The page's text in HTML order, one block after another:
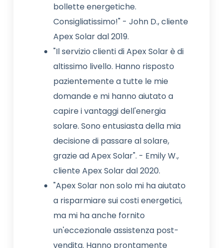
bollette energetiche.
Consigliatissimo!" - John D., cliente
Apex Solar dal 2019.
"Il servizio clienti di Apex Solar è di
altissimo livello. Hanno risposto
pazientemente a tutte le mie
domande e mi hanno aiutato a
capire i vantaggi dell'energia
solare. Sono entusiasta della mia
decisione di passare al solare,
grazie ad Apex Solar". - Emily W.,
cliente Apex Solar dal 2020.
"Apex Solar non solo mi ha aiutato
a risparmiare sui costi energetici,
ma mi ha anche fornito
un'eccezionale assistenza post-
vendita. Hanno prontamente